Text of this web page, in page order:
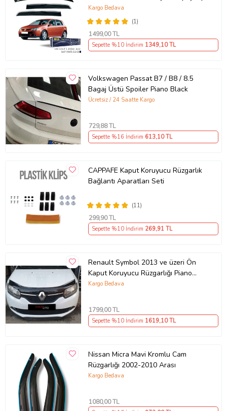
(1)
Kargo Bedava
1499,00 TL
Sepette %10 İndirim 1349,10 TL
Volkswagen Passat B7 / B8 / 8.5
Bagaj Üstü Spoiler Piano Black
Ücretsiz / 24 Saatte Kargo
729,88 TL
Sepette %16 İndirim 613,10 TL
CAPPAFE Kaput Koruyucu Rüzgarlık
Bağlantı Aparatları Seti
(11)
299,90 TL
Sepette %10 İndirim 269,91 TL
Renault Symbol 2013 ve üzeri Ön
Kaput Koruyucu Rüzgarlığı Piano
Black 3.2 mm Kalın Plastik
Kargo Bedava
1799,00 TL
Sepette %10 İndirim 1619,10 TL
Nissan Micra Mavi Kromlu Cam
Rüzgarlığı 2002-2010 Arası
Kargo Bedava
1080,00 TL